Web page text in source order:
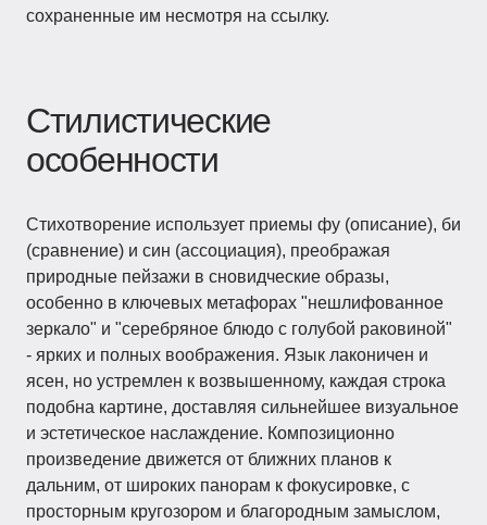
сохраненные им несмотря на ссылку.
Стилистические
особенности
Стихотворение использует приемы фу (описание), би
(сравнение) и син (ассоциация), преображая
природные пейзажи в сновидческие образы,
особенно в ключевых метафорах "нешлифованное
зеркало" и "серебряное блюдо с голубой раковиной"
- ярких и полных воображения. Язык лаконичен и
ясен, но устремлен к возвышенному, каждая строка
подобна картине, доставляя сильнейшее визуальное
и эстетическое наслаждение. Композиционно
произведение движется от ближних планов к
дальним, от широких панорам к фокусировке, с
просторным кругозором и благородным замыслом,